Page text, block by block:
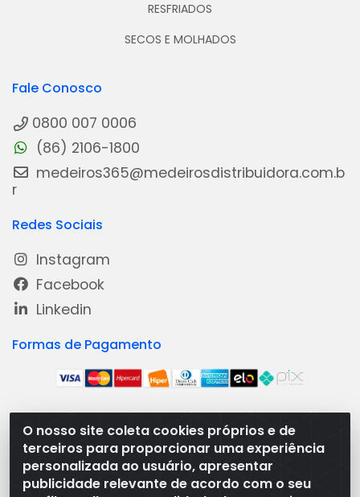
O nosso site coleta cookies próprios e de
terceiros para proporcionar uma experiência
personalizada ao usuário, apresentar
publicidade relevante de acordo com o seu
RESFRIADOS
SECOS E MOLHADOS
Fale Conosco
0800 007 0006
(86) 2106-1800
medeiros365@medeirosdistribuidora.com.b
r
Redes Sociais
Instagram
Facebook
Linkedin
Formas de Pagamento
Medeiros Distribuidora - Rua Dias Carneiro, 1977 -
Ramal, Bacabal/MA - CEP 65.700-000 - CNPJ
08.474.030/0001-41